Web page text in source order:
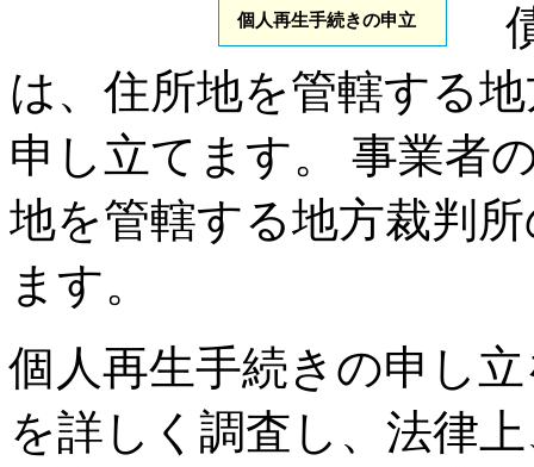
個人再生手続きの申立
は、住所地を管轄する
申し立てます。 事業者
地を管轄する地方裁判
ます。
個人再生手続きの申し
を詳しく調査し、法律